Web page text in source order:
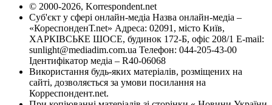
© 2000-2026, Korrespondent.net
Суб'єкт у сфері онлайн-медіа Назва онлайн-медіа –
«КореспонденТ.net» Адреса: 02091, місто Київ,
ХАРКІВСЬКЕ ШОСЕ, будинок 172-Б, офіс 208/1 E-mail:
sunlight@mediadim.com.ua Телефон: 044-205-43-00
Ідентифікатор медіа – R40-06068
Використання будь-яких матеріалів, розміщених на
сайті, дозволяється за умови посилання на
Корреспондент.net.